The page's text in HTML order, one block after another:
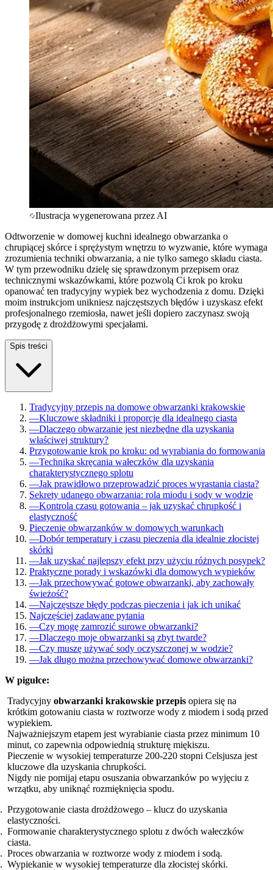
Ilustracja wygenerowana przez AI
Odtworzenie w domowej kuchni idealnego obwarzanka o
chrupiącej skórce i sprężystym wnętrzu to wyzwanie, które wymaga
zrozumienia techniki obwarzania, a nie tylko samego składu ciasta.
W tym przewodniku dzielę się sprawdzonym przepisem oraz
technicznymi wskazówkami, które pozwolą Ci krok po kroku
opanować ten tradycyjny wypiek bez wychodzenia z domu. Dzięki
moim instrukcjom unikniesz najczęstszych błędów i uzyskasz efekt
profesjonalnego rzemiosła, nawet jeśli dopiero zaczynasz swoją
przygodę z drożdżowymi specjałami.
Spis treści
Tradycyjny przepis na domowe obwarzanki krakowskie
—Kluczowe składniki i proporcje dla idealnego ciasta
—Dlaczego obwarzanie jest niezbędne dla uzyskania
właściwej struktury?
Przygotowanie krok po kroku: od wyrabiania do formowania
—Technika skręcania wałeczków dla uzyskania
charakterystycznego splotu
—Jak prawidłowo przeprowadzić proces wyrastania ciasta?
Sekrety udanego obwarzania: rola miodu i sody w wodzie
—Kontrola czasu gotowania – jak uzyskać chrupkość i
elastyczność
Pieczenie obwarzanków w domowych warunkach
—Dobór temperatury i czasu pieczenia dla idealnie złocistej
skórki
—Jak uzyskać najlepszy efekt przy użyciu różnych posypek?
Praktyczne porady i wskazówki dla domowych wypieków
—Jak przechowywać gotowe obwarzanki, aby zachowały
świeżość?
—Najczęstsze błędy podczas pieczenia i jak ich unikać
Najczęściej zadawane pytania
—Czy mogę zamrozić surowe obwarzanki?
—Dlaczego moje obwarzanki są zbyt twarde?
—Czy muszę używać sody oczyszczonej w wodzie?
—Jak długo można przechowywać domowe obwarzanki?
W pigułce:
Tradycyjny obwarzanki krakowskie przepis opiera się na
krótkim gotowaniu ciasta w roztworze wody z miodem i sodą przed
wypiekiem.
Najważniejszym etapem jest wyrabianie ciasta przez minimum 10
minut, co zapewnia odpowiednią strukturę miękiszu.
Pieczenie w wysokiej temperaturze 200-220 stopni Celsjusza jest
kluczowe dla uzyskania chrupkości.
Nigdy nie pomijaj etapu osuszania obwarzanków po wyjęciu z
wrzątku, aby uniknąć rozmięknięcia spodu.
Przygotowanie ciasta drożdżowego – klucz do uzyskania
elastyczności.
Formowanie charakterystycznego splotu z dwóch wałeczków
ciasta.
Proces obwarzania w roztworze wody z miodem i sodą.
Wypiekanie w wysokiej temperaturze dla złocistej skórki.